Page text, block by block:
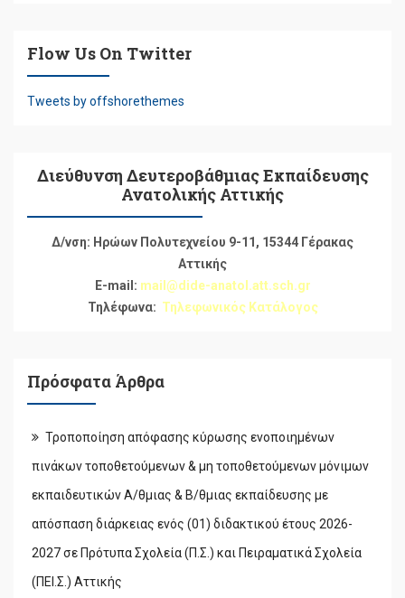
Flow Us On Twitter
Tweets by offshorethemes
Διεύθυνση Δευτεροβάθμιας Εκπαίδευσης
Ανατολικής Αττικής
Δ/νση: Ηρώων Πολυτεχνείου 9-11, 15344 Γέρακας
Αττικής
E-mail: mail@dide-anatol.att.sch.gr
Τηλέφωνα: Τηλεφωνικός Κατάλογος
Πρόσφατα Άρθρα
Τροποποίηση απόφασης κύρωσης ενοποιημένων
πινάκων τοποθετούμενων & μη τοποθετούμενων μόνιμων
εκπαιδευτικών Α/θμιας & Β/θμιας εκπαίδευσης με
απόσπαση διάρκειας ενός (01) διδακτικού έτους 2026-
2027 σε Πρότυπα Σχολεία (Π.Σ.) και Πειραματικά Σχολεία
(ΠΕΙ.Σ.) Αττικής